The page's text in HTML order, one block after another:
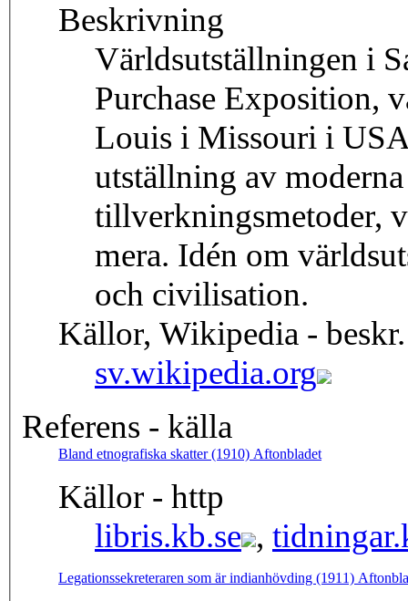
Beskrivning
Världsutställningen i
Purchase Exposition,
Louis i Missouri i
utställning av
tillverkningsmetoder,
mera. Idén om
och civilisation.
Källor, Wikipedia -
sv.wikipedia.org
Referens - källa
Bland etnografiska skatter (1910) Aftonbladet
Källor - http
libris.kb.se ,
Legationssekreteraren som är indianhövding (1911)